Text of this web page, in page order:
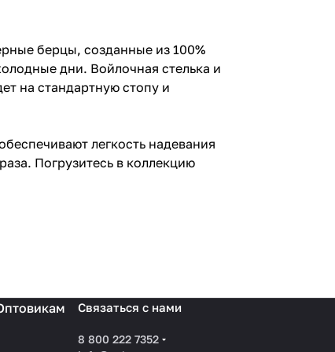
берцы, созданные из 100%
дни. Войлочная стелька и
на стандартную стопу и
легкость надевания
Погрузитесь в коллекцию
Связаться с нами
8 800 222 7352